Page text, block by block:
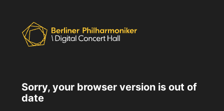
Sorry, your browser version is out of
date